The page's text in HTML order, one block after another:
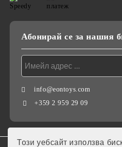
Този уебсайт използва
Абонирай се за нашия
info@eontoys.com
+359 2 959 29 09